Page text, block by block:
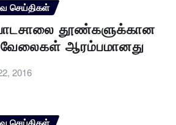
செய்திகள்
தூண்களுக்கான
வேலைகள் ஆரம்பமானது
2016